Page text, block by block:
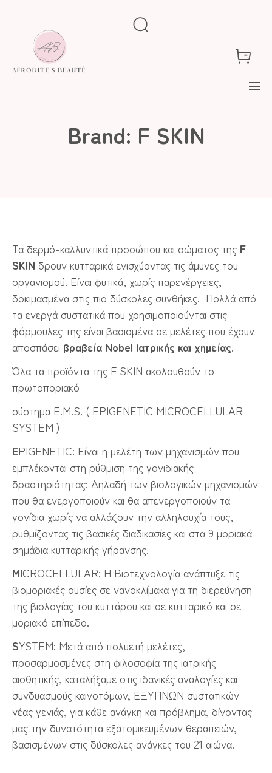
Brand: F SKIN
Τα δερμό-καλλυντικά προσώπου και σώματος της F
SKIN δρουν κυτταρικά ενισχύοντας τις άμυνες του
οργανισμού. Είναι φυτικά, χωρίς παρενέργειες,
δοκιμασμένα στις πιο δύσκολες συνθήκες. Πολλά από
τα ενεργά συστατικά που χρησιμοποιούνται στις
φόρμουλες της είναι βασισμένα σε μελέτες που έχουν
αποσπάσει βραβεία Nobel Ιατρικής και χημείας.
Όλα τα προϊόντα της F SKIN ακολουθούν το
πρωτοποριακό
σύστημα Ε.Μ.S. ( EPIGENETIC MICROCELLULAR
SYSTEM )
EPIGENETIC: Είναι η μελέτη των μηχανισμών που
εμπλέκονται στη ρύθμιση της γονιδιακής
δραστηριότητας: Δηλαδή των βιολογικών μηχανισμών
που θα ενεργοποιούν και θα απενεργοποιούν τα
γονίδια χωρίς να αλλάζουν την αλληλουχία τους,
ρυθμίζοντας τις βασικές διαδικασίες και στα 9 μοριακά
σημάδια κυτταρικής γήρανσης.
MICROCELLULAR: Η Βιοτεχνολογία ανάπτυξε τις
βιομοριακές ουσίες σε νανοκλίμακα για τη διερεύνηση
της βιολογίας του κυττάρου και σε κυτταρικό και σε
μοριακό επίπεδο.
SYSTEM: Μετά από πολυετή μελέτες,
προσαρμοσμένες στη φιλοσοφία της ιατρικής
αισθητικής, καταλήξαμε στις ιδανικές αναλογίες και
συνδυασμούς καινοτόμων, ΕΞΥΠΝΩΝ συστατικών
νέας γενιάς, για κάθε ανάγκη και πρόβλημα, δίνοντας
μας την δυνατότητα εξατομικευμένων θεραπειών,
βασισμένων στις δύσκολες ανάγκες του 21 αιώνα.